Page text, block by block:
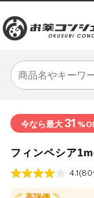
今なら最大 31
フィンペシア
4.1(80